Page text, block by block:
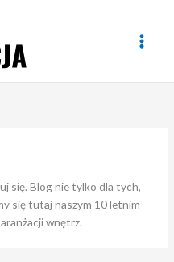
się. Blog nie tylko dla tych,
się tutaj naszym 10 letnim
wnętrz.